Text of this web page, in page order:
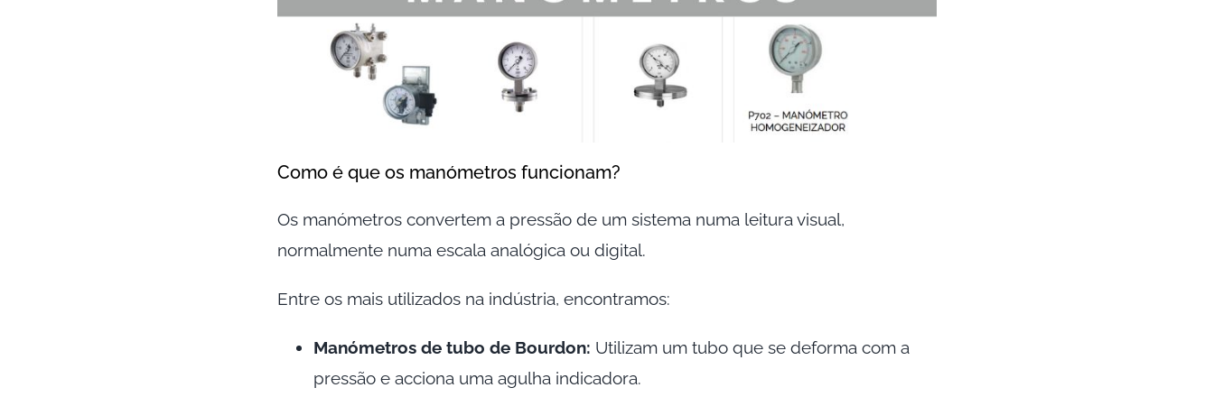
Como é que os manómetros funcionam?
Os manómetros convertem a pressão de um sistema numa leitura visual,
normalmente numa escala analógica ou digital.
Entre os mais utilizados na indústria, encontramos:
Manómetros de tubo de Bourdon: Utilizam um tubo que se deforma com a
pressão e acciona uma agulha indicadora.